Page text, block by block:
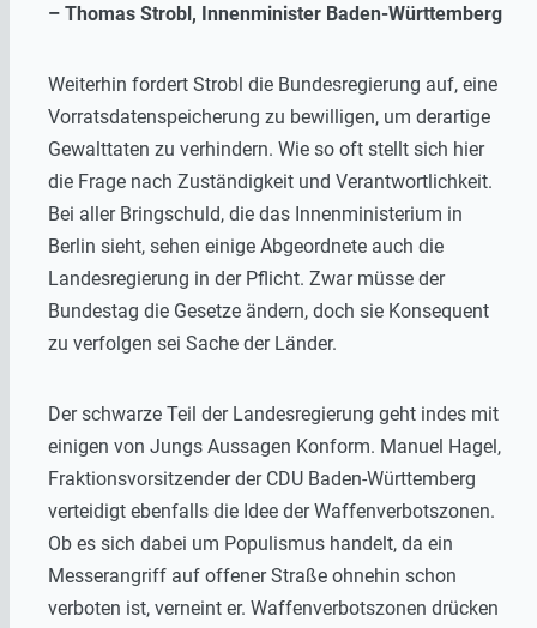
– Thomas Strobl, Innenminister Baden-Württemberg
Weiterhin fordert Strobl die Bundesregierung auf, eine
Vorratsdatenspeicherung zu bewilligen, um derartige
Gewalttaten zu verhindern. Wie so oft stellt sich hier
die Frage nach Zuständigkeit und Verantwortlichkeit.
Bei aller Bringschuld, die das Innenministerium in
Berlin sieht, sehen einige Abgeordnete auch die
Landesregierung in der Pflicht. Zwar müsse der
Bundestag die Gesetze ändern, doch sie Konsequent
zu verfolgen sei Sache der Länder.
Der schwarze Teil der Landesregierung geht indes mit
einigen von Jungs Aussagen Konform. Manuel Hagel,
Fraktionsvorsitzender der CDU Baden-Württemberg
verteidigt ebenfalls die Idee der Waffenverbotszonen.
Ob es sich dabei um Populismus handelt, da ein
Messerangriff auf offener Straße ohnehin schon
verboten ist, verneint er. Waffenverbotszonen drücken